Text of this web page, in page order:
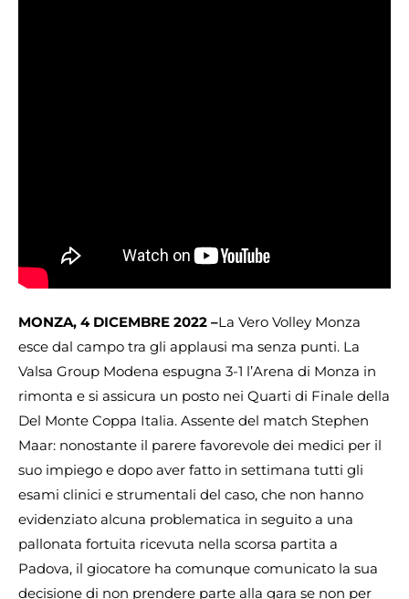
MONZA, 4 DICEMBRE 2022 –La Vero Volley Monza
esce dal campo tra gli applausi ma senza punti. La
Valsa Group Modena espugna 3-1 l’Arena di Monza in
rimonta e si assicura un posto nei Quarti di Finale della
Del Monte Coppa Italia. Assente del match Stephen
Maar: nonostante il parere favorevole dei medici per il
suo impiego e dopo aver fatto in settimana tutti gli
esami clinici e strumentali del caso, che non hanno
evidenziato alcuna problematica in seguito a una
pallonata fortuita ricevuta nella scorsa partita a
Padova, il giocatore ha comunque comunicato la sua
decisione di non prendere parte alla gara se non per